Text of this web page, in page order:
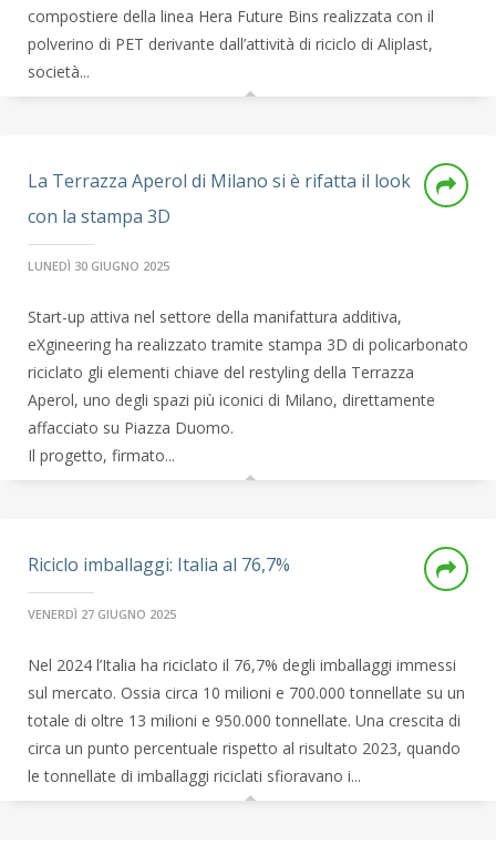
compostiere della linea Hera Future Bins realizzata con il
polverino di PET derivante dall’attività di riciclo di Aliplast,
società...
La Terrazza Aperol di Milano si è rifatta il look
con la stampa 3D
LUNEDÌ 30 GIUGNO 2025
Start-up attiva nel settore della manifattura additiva,
eXgineering ha realizzato tramite stampa 3D di policarbonato
riciclato gli elementi chiave del restyling della Terrazza
Aperol, uno degli spazi più iconici di Milano, direttamente
affacciato su Piazza Duomo.
Il progetto, firmato...
Riciclo imballaggi: Italia al 76,7%
VENERDÌ 27 GIUGNO 2025
Nel 2024 l’Italia ha riciclato il 76,7% degli imballaggi immessi
sul mercato. Ossia circa 10 milioni e 700.000 tonnellate su un
totale di oltre 13 milioni e 950.000 tonnellate. Una crescita di
circa un punto percentuale rispetto al risultato 2023, quando
le tonnellate di imballaggi riciclati sfioravano i...